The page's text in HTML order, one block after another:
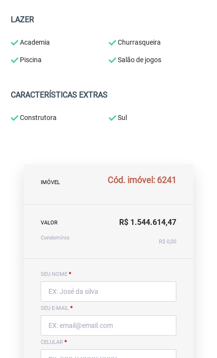
LAZER
Academia Churrasqueira
Piscina Salão de jogos
CARACTERÍSTICAS EXTRAS
Construtora Sul
IMÓVEL Cód. imóvel: 6241
VALOR R$ 1.544.614,47
Condomínio
R$ 0,00
SEU NOME *
SEU E-MAIL *
CELULAR *